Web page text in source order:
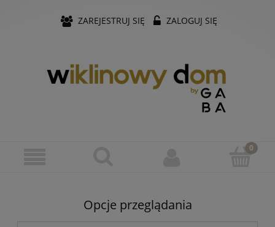
ZAREJESTRUJ SIĘ ZALOGUJ SIĘ
Opcje przeglądania